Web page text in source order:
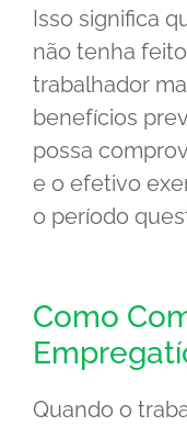
Isso significa
não tenha
trabalhador
benefícios
possa
e o efetivo
o período
Como
Quando o